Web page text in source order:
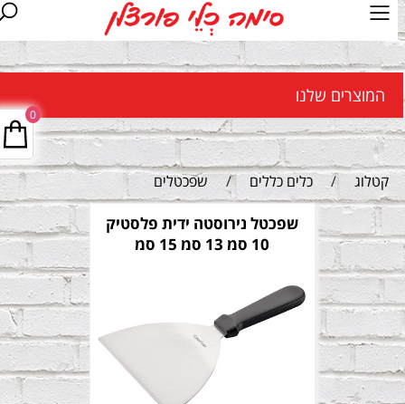
המוצרים שלנו
קטלוג / כלים כללים / שפכטלים
0
שפכטל נירוסטה ידית פלסטיק
10 סמ 13 סמ 15 סמ